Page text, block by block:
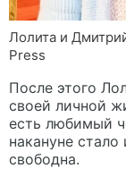
Лолита и
Press
После этого
своей личной
есть любимый
накануне стало
свободна.